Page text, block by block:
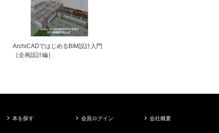
ArchiCADではじめるBIM設計入門
［企画設計編］
本を探す 会員ログイン 会社概要